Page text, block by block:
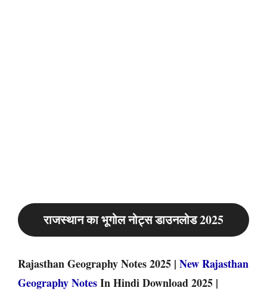
राजस्थान का भूगोल नोट्स डाउनलोड 2025
Rajasthan Geography Notes 2025 | New Rajasthan
Geography NotesIn Hindi Download 2025 |